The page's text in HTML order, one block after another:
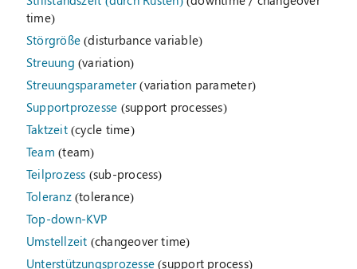
time)
Störgröße (disturbance variable)
Streuung (variation)
Streuungsparameter(variation parameter)
Supportprozesse (support processes)
Taktzeit(cycle time)
Team (team)
Teilprozess (sub-process)
Toleranz(tolerance)
Top-down-KVP
Umstellzeit (changeover time)
Unterstützungsprozesse(support process)